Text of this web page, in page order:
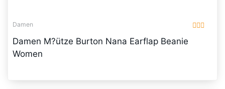
Damen
Damen M?ütze Burton Nana Earflap Beanie
Women